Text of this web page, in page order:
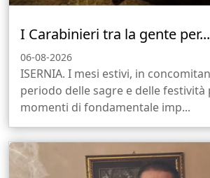
I Carabinieri tra la gente per...
06-08-2026
ISERNIA. I mesi estivi, in
periodo delle sagre e delle festività
momenti di fondamentale imp...